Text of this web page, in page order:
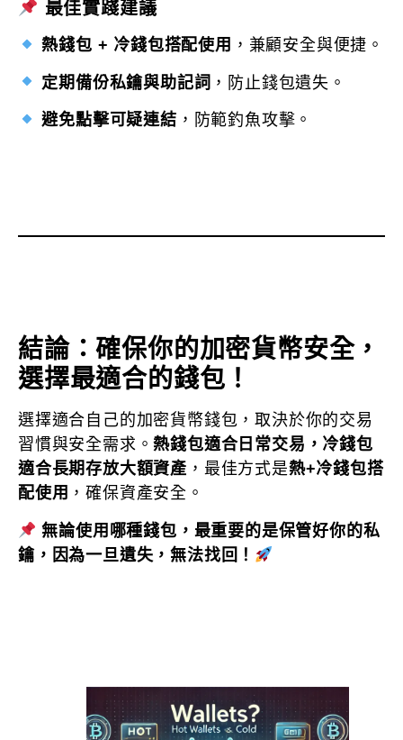
最佳實踐建議
熱錢包 + 冷錢包搭配使用 ，兼顧安全與便捷。
定期備份私鑰與助記詞 ，防止錢包遺失。
避免點擊可疑連結 ，防範釣魚攻擊。
結論：確保你的加密貨幣安全，
選擇最適合的錢包！
選擇適合自己的加密貨幣錢包，取決於你的交易
習慣與安全需求。熱錢包適合日常交易，冷錢包
適合長期存放大額資產 ，最佳方式是熱+冷錢包搭
配使用 ，確保資產安全。
無論使用哪種錢包，最重要的是保管好你的私
鑰，因為一旦遺失，無法找回！